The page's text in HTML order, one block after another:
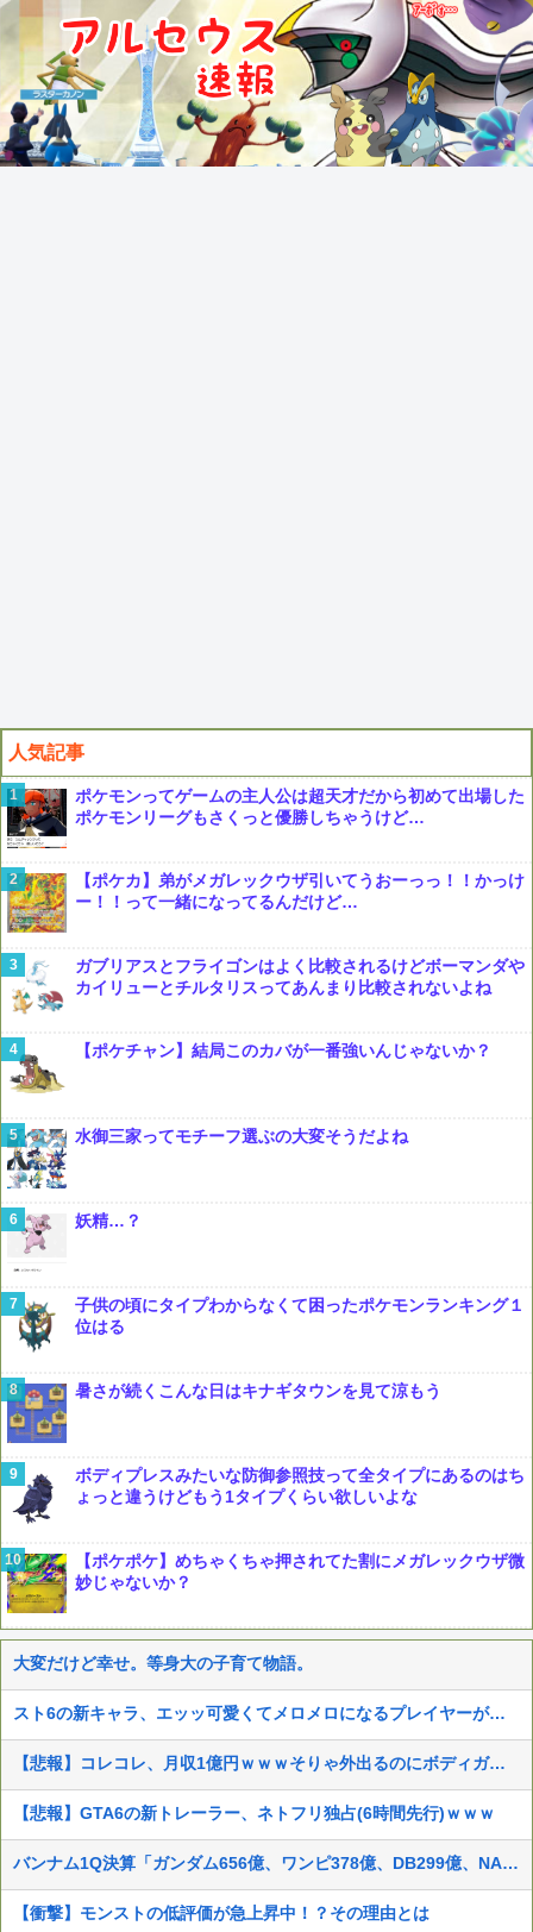
人気記事
ポケモンってゲームの主人公は超天才だから初めて出場した
ポケモンリーグもさくっと優勝しちゃうけど…
【ポケカ】弟がメガレックウザ引いてうおーっっ！！かっけ
ー！！って一緒になってるんだけど…
ガブリアスとフライゴンはよく比較されるけどボーマンダや
カイリューとチルタリスってあんまり比較されないよね
【ポケチャン】結局このカバが一番強いんじゃないか？
水御三家ってモチーフ選ぶの大変そうだよね
妖精…？
子供の頃にタイプわからなくて困ったポケモンランキング１
位はる
暑さが続くこんな日はキナギタウンを見て涼もう
ボディプレスみたいな防御参照技って全タイプにあるのはち
ょっと違うけどもう1タイプくらい欲しいよな
【ポケポケ】めちゃくちゃ押されてた割にメガレックウザ微
妙じゃないか？
大変だけど幸せ。等身大の子育て物語。
スト6の新キャラ、エッッ可愛くてメロメロになるプレイヤーが続出ｗｗ
【悲報】コレコレ、月収1億円ｗｗｗそりゃ外出るのにボディガードつけるわ…
【悲報】GTA6の新トレーラー、ネトフリ独占(6時間先行)ｗｗｗ
バンナム1Q決算「ガンダム656億、ワンピ378億、DB299億、NARUTO73億、仮面ライダー71億、アンパンマン28億」
【衝撃】モンストの低評価が急上昇中！？その理由とは